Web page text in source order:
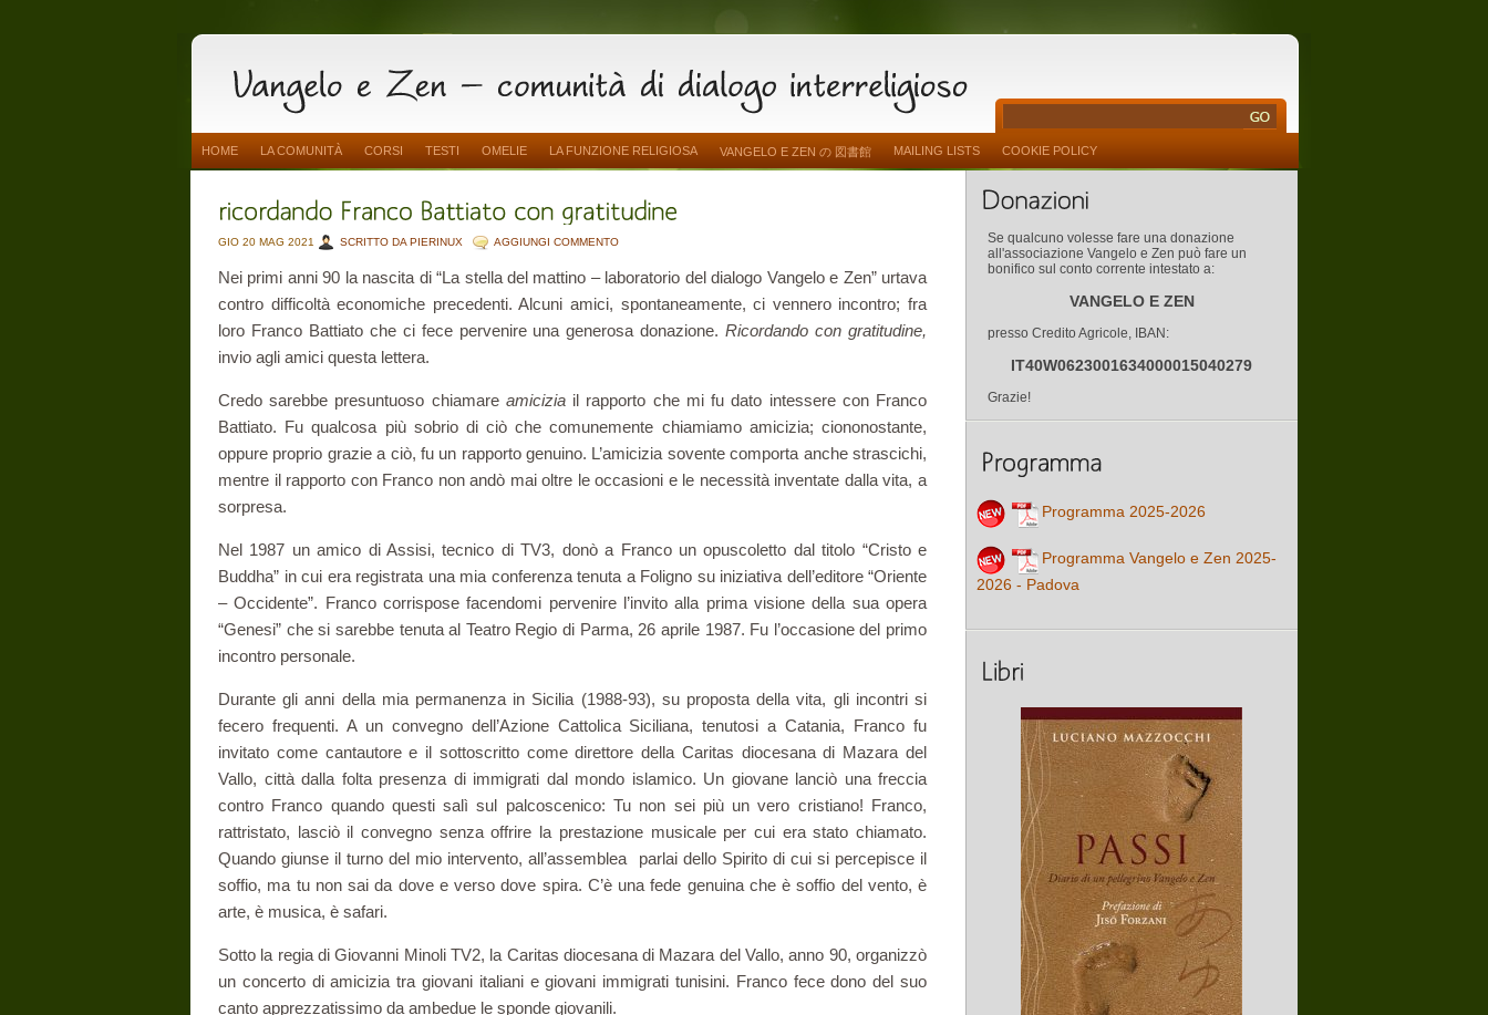
HOME LA COMUNITÀ CORSI TESTI OMELIE LA FUNZIONE RELIGIOSA VANGELO E ZEN の 図書館 MAILING LISTS COOKIE POLICY
GIO 20 MAG 2021 SCRITTO DA PIERINUX AGGIUNGI COMMENTO
Nei primi anni 90 la nascita di “La stella del mattino – laboratorio del dialogo Vangelo e Zen” urtava
contro difficoltà economiche precedenti. Alcuni amici, spontaneamente, ci vennero incontro; fra
loro Franco Battiato che ci fece pervenire una generosa donazione.Ricordando con gratitudine,
invio agli amici questa lettera.
Credo sarebbe presuntuoso chiamare amicizia il rapporto che mi fu dato intessere con Franco
Battiato. Fu qualcosa più sobrio di ciò che comunemente chiamiamo amicizia; ciononostante,
oppure proprio grazie a ciò, fu un rapporto genuino. L’amicizia sovente comporta anche strascichi,
mentre il rapporto con Franco non andò mai oltre le occasioni e le necessità inventate dalla vita, a
sorpresa.
Nel 1987 un amico di Assisi, tecnico di TV3, donò a Franco un opuscoletto dal titolo “Cristo e
Buddha” in cui era registrata una mia conferenza tenuta a Foligno su iniziativa dell’editore “Oriente
– Occidente”. Franco corrispose facendomi pervenire l’invito alla prima visione della sua opera
“Genesi” che si sarebbe tenuta al Teatro Regio di Parma, 26 aprile 1987. Fu l’occasione del primo
incontro personale.
Durante gli anni della mia permanenza in Sicilia (1988-93), su proposta della vita, gli incontri si
fecero frequenti. A un convegno dell’Azione Cattolica Siciliana, tenutosi a Catania, Franco fu
invitato come cantautore e il sottoscritto come direttore della Caritas diocesana di Mazara del
Vallo, città dalla folta presenza di immigrati dal mondo islamico. Un giovane lanciò una freccia
contro Franco quando questi salì sul palcoscenico: Tu non sei più un vero cristiano! Franco,
rattristato, lasciò il convegno senza offrire la prestazione musicale per cui era stato chiamato.
Quando giunse il turno del mio intervento, all’assemblea parlai dello Spirito di cui si percepisce il
soffio, ma tu non sai da dove e verso dove spira. C’è una fede genuina che è soffio del vento, è
arte, è musica, è safari.
Sotto la regia di Giovanni Minoli TV2, la Caritas diocesana di Mazara del Vallo, anno 90, organizzò
un concerto di amicizia tra giovani italiani e giovani immigrati tunisini. Franco fece dono del suo
canto apprezzatissimo da ambedue le sponde giovanili.
Se qualcuno volesse fare una donazione
all'associazione Vangelo e Zen può fare un
bonifico sul conto corrente intestato a:
VANGELO E ZEN
presso Credito Agricole, IBAN:
IT40W0623001634000015040279
Grazie!
Programma 2025-2026
Programma Vangelo e Zen 2025-
2026 - Padova